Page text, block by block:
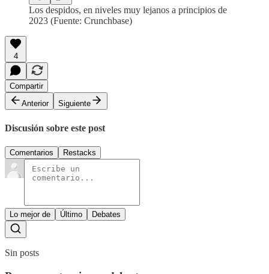
Los despidos, en niveles muy lejanos a principios de
2023 (Fuente: Crunchbase)
4
Compartir
Anterior
Siguiente
Discusión sobre este post
Comentarios Restacks
Lo mejor de Último Debates
Sin posts